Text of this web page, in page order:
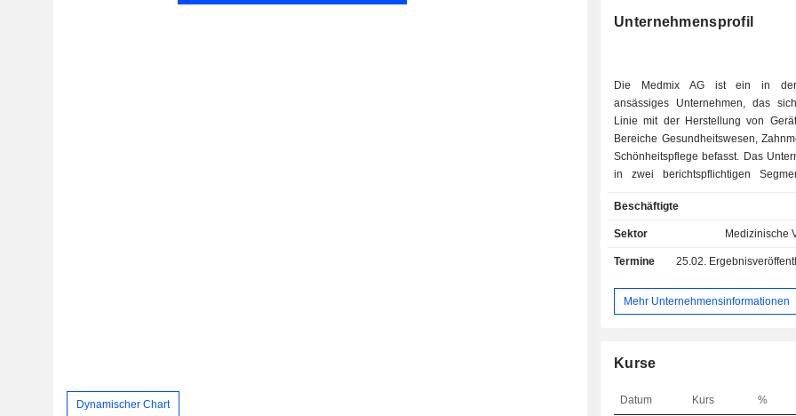
Dynamischer Chart
Unternehmensprofil
Die Medmix AG ist ein in der
ansässiges Unternehmen, das
Linie mit der Herstellung von
Bereiche Gesundheitswesen,
Schönheitspflege befasst. Das
in zwei berichtspflichtigen
Industriegüter. Das Segment
umfasst die Entwicklung und
Dienstleistungen in den
Zahnmedizin. Zu den
Injektionsstifte,
Wundheilung sowie Misch-,
Dentalverbrauchsgüterindustrie.
Beschäftigte
Sektor Medizinische
Termine 25.02. Ergebnisveröffentlichung -
Mehr Unternehmensinformationen
Kurse
Datum Kurs %